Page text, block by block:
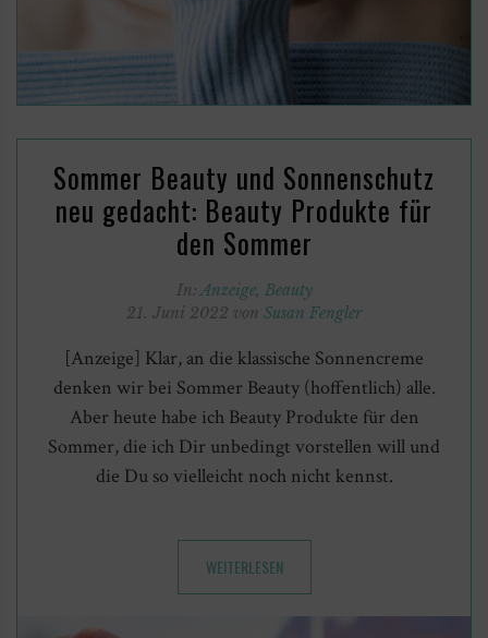
Sommer Beauty und Sonnenschutz
neu gedacht: Beauty Produkte für
den Sommer
In:Anzeige, Beauty
21. Juni 2022 von Susan Fengler
[Anzeige] Klar, an die klassische Sonnencreme
denken wir bei Sommer Beauty (hoffentlich) alle.
Aber heute habe ich Beauty Produkte für den
Sommer, die ich Dir unbedingt vorstellen will und
die Du so vielleicht noch nicht kennst.
WEITERLESEN